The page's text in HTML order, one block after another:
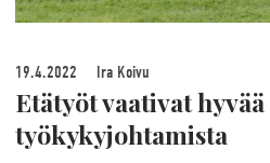
19.4.2022 Ira Koivu
Etätyöt vaativat hyvää
työkykyjohtamista